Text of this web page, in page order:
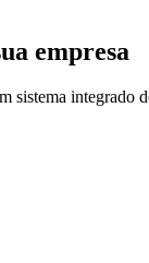
empresa
integrado